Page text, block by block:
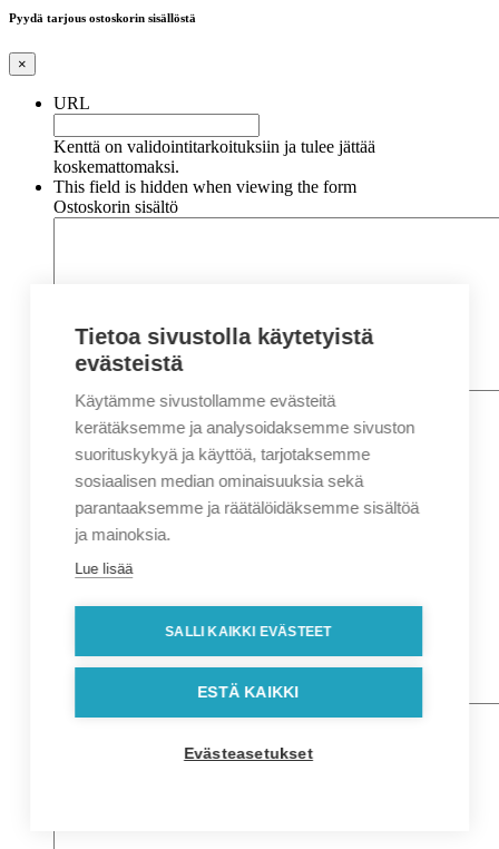
Pyydä tarjous ostoskorin sisällöstä
×
URL
Kenttä on validointitarkoituksiin ja tulee jättää
koskemattomaksi.
This field is hidden when viewing the form
Ostoskorin sisältö
Nimi*
Etunimi
Sukunimi
Sähköposti*
Puhelin*
Osoitetiedot
Lähiosoite
Postinumero
Tietoa sivustolla käytetyistä
evästeistä
Käytämme sivustollamme evästeitä
kerätäksemme ja analysoidaksemme sivuston
suorituskykyä ja käyttöä, tarjotaksemme
sosiaalisen median ominaisuuksia sekä
parantaaksemme ja räätälöidäksemme sisältöä
ja mainoksia.
Lue lisää
SALLI KAIKKI EVÄSTEET
ESTÄ KAIKKI
Evästeasetukset